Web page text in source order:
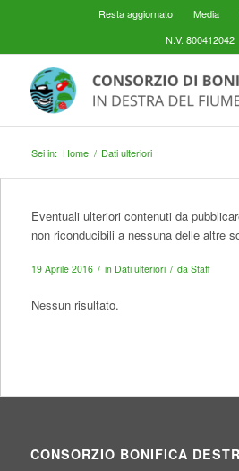
Resta aggiornato Media
N.V. 800412042
Sei in: Home / Dati ulteriori
Eventuali ulteriori contenuti da
non riconducibili a nessuna delle altre
19 Aprile 2016 / in Dati ulteriori / da Staff
Nessun risultato.
CONSORZIO BONIFICA